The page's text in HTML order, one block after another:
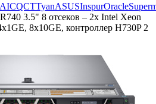
AICQCTTyanASUSInspurOracle
3.5" 8 отсеков – 2x Intel Xeon
8x10GE, контроллер H730P 2